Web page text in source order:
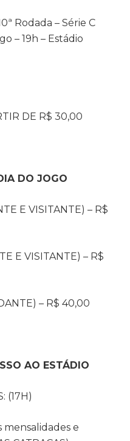
Rodada – Série C
– 19h – Estádio
DE R$ 30,00
DO JOGO
E VISITANTE) – R$
E VISITANTE) – R$
– R$ 40,00
AO ESTÁDIO
(17H)
mensalidades e